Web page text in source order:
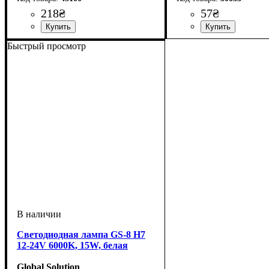
218₴ 57₴
Назначение лампы:
Цвет:: Белый
Тип светодиодного
Количество
Напряжение, V: 12V
Количество в
Быстрый просмотр
Светодиодная лампа GS-8 H7
12-24V 6000K, 15W, белая
Global Solution